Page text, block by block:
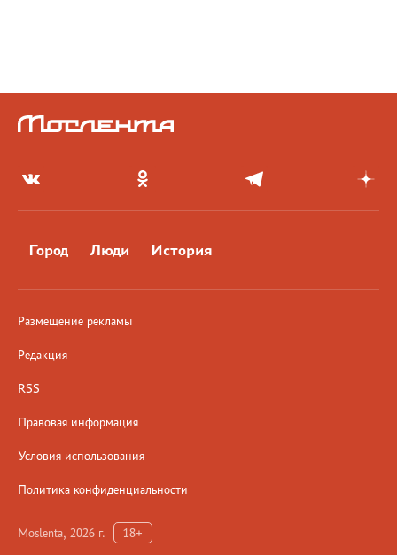
Город Люди История
Размещение рекламы
Редакция
RSS
Правовая информация
Условия использования
Политика конфиденциальности
Moslenta, 2026 г.
18+